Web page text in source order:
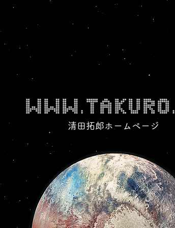
清田拓郎ホームページ